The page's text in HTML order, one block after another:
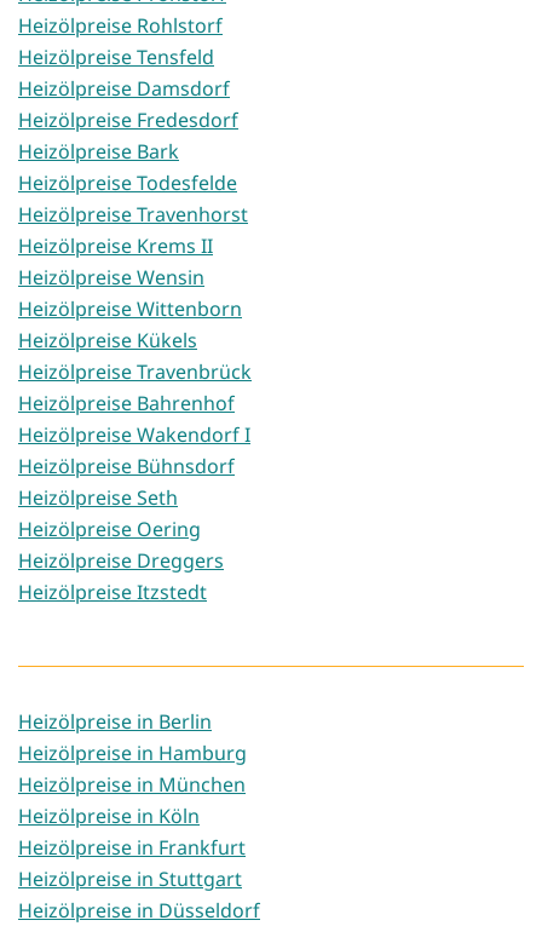
Heizölpreise Rohlstorf
Heizölpreise Tensfeld
Heizölpreise Damsdorf
Heizölpreise Fredesdorf
Heizölpreise Bark
Heizölpreise Todesfelde
Heizölpreise Travenhorst
Heizölpreise Krems II
Heizölpreise Wensin
Heizölpreise Wittenborn
Heizölpreise Kükels
Heizölpreise Travenbrück
Heizölpreise Bahrenhof
Heizölpreise Wakendorf I
Heizölpreise Bühnsdorf
Heizölpreise Seth
Heizölpreise Oering
Heizölpreise Dreggers
Heizölpreise Itzstedt
Heizölpreise in Berlin
Heizölpreise in Hamburg
Heizölpreise in München
Heizölpreise in Köln
Heizölpreise in Frankfurt
Heizölpreise in Stuttgart
Heizölpreise in Düsseldorf